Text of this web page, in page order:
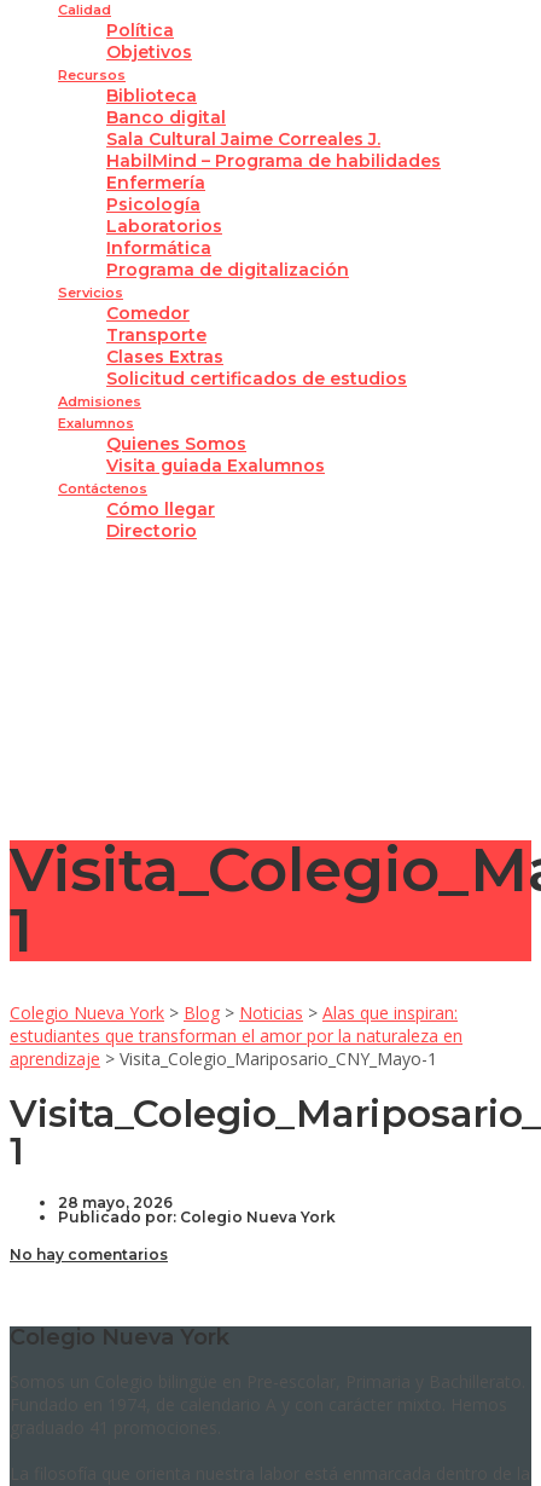
Calidad
Política
Objetivos
Recursos
Biblioteca
Banco digital
Sala Cultural Jaime Correales J.
HabilMind – Programa de habilidades
Enfermería
Psicología
Laboratorios
Informática
Programa de digitalización
Servicios
Comedor
Transporte
Clases Extras
Solicitud certificados de estudios
Admisiones
Exalumnos
Quienes Somos
Visita guiada Exalumnos
Contáctenos
Cómo llegar
Directorio
1
Colegio Nueva York > Blog > Noticias > Alas que inspiran:
estudiantes que transforman el amor por la naturaleza en
aprendizaje > Visita_Colegio_Mariposario_CNY_Mayo-1
1
28 mayo, 2026
Publicado por: Colegio Nueva York
No hay comentarios
Colegio Nueva York